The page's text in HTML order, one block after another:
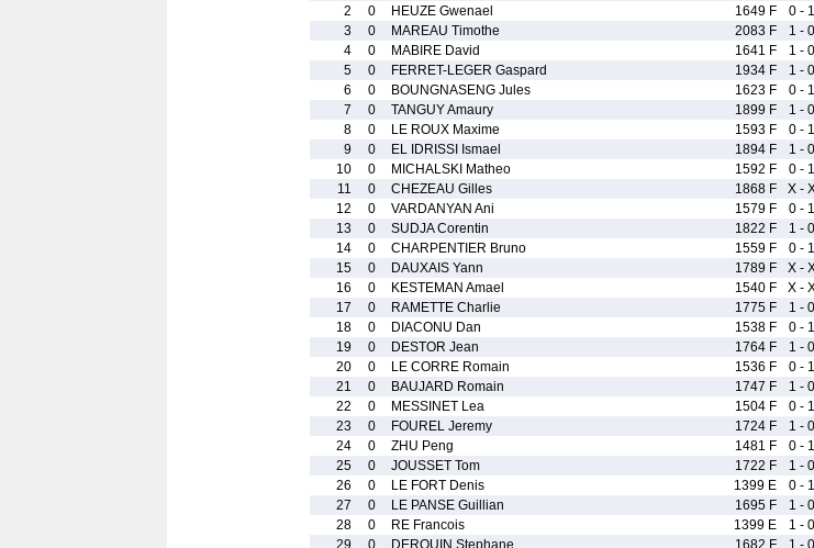
2
0 HEUZE Gwenael 1649 F 0 - 1
3
0 MAREAU Timothe 2083 F 1 - 0
4
0 MABIRE David 1641 F 1 - 0
5
0 FERRET-LEGER Gaspard 1934 F 1 - 0
6
0 BOUNGNASENG Jules 1623 F 0 - 1
7
0 TANGUY Amaury 1899 F 1 - 0
8
0 LE ROUX Maxime 1593 F 0 - 1
9
0 EL IDRISSI Ismael 1894 F 1 - 0
10
0 MICHALSKI Matheo 1592 F 0 - 1
11
0 CHEZEAU Gilles 1868 F X -
12
0 VARDANYAN Ani 1579 F 0 - 1
13
0 SUDJA Corentin 1822 F 1 - 0
14
0 CHARPENTIER Bruno 1559 F 0 - 1
15
0 DAUXAIS Yann 1789 F X -
16
0 KESTEMAN Amael 1540 F X -
17
0 RAMETTE Charlie 1775 F 1 - 0
18
0 DIACONU Dan 1538 F 0 - 1
19
0 DESTOR Jean 1764 F 1 - 0
20
0 LE CORRE Romain 1536 F 0 - 1
21
0 BAUJARD Romain 1747 F 1 - 0
22
0 MESSINET Lea 1504 F 0 - 1
23
0 FOUREL Jeremy 1724 F 1 - 0
24
0 ZHU Peng 1481 F 0 - 1
25
0 JOUSSET Tom 1722 F 1 - 0
26
0 LE FORT Denis 1399 E 0 - 1
27
0 LE PANSE Guillian 1695 F 1 - 0
28
0 RE Francois 1399 E 1 - 0
29
0 DEROUIN Stephane 1682 F 1 - 0